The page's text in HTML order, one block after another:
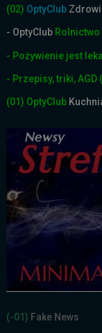
(02) OptyClub
- OptyClub Rolnictwo
- Pożywienie jest
- Przepisy, triki, AGD
(01) OptyClub
(-01) Fake News